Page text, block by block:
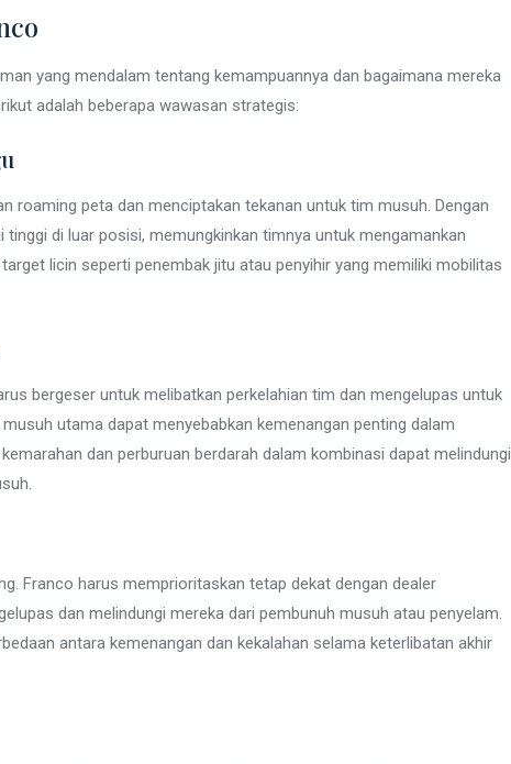
yang mendalam tentang kemampuannya dan bagaimana mereka
adalah beberapa wawasan strategis:
roaming peta dan menciptakan tekanan untuk tim musuh. Dengan
di luar posisi, memungkinkan timnya untuk mengamankan
licin seperti penembak jitu atau penyihir yang memiliki mobilitas
bergeser untuk melibatkan perkelahian tim dan mengelupas untuk
utama dapat menyebabkan kemenangan penting dalam
dan perburuan berdarah dalam kombinasi dapat melindungi
Franco harus memprioritaskan tetap dekat dengan dealer
dan melindungi mereka dari pembunuh musuh atau penyelam.
antara kemenangan dan kekalahan selama keterlibatan akhir